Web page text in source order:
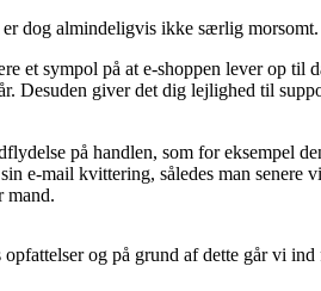
dog almindeligvis ikke særlig morsomt.
et sympol på at e-shoppen lever op til
Desuden giver det dig lejlighed til
på handlen, som for eksempel
e-mail kvittering, således man senere
mand.
og på grund af dette går vi ind